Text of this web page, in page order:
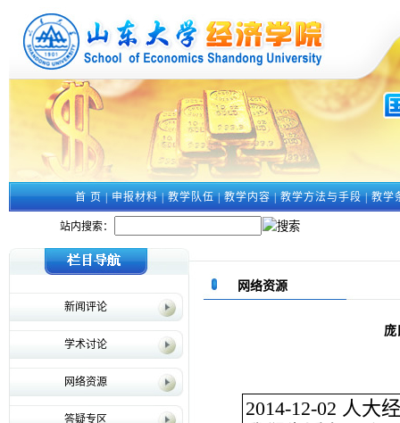
首 页|申报材料|教学队伍|教学内容|教学方法与手段|教学
站内搜索：
新闻评论
学术讨论
网络资源
答疑专区
网络资源
庞
2014-12-02 人大